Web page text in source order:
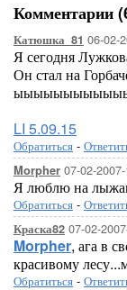
Комментарии
Катюшка_81 06-02-
Я сегодня
Он стал на
LI 5.09.15
Обратиться -
Morpher 07-02-
Я люблю на
Обратиться -
Краска82 07-02-
Morpher, ага в
красивому
Обратиться -